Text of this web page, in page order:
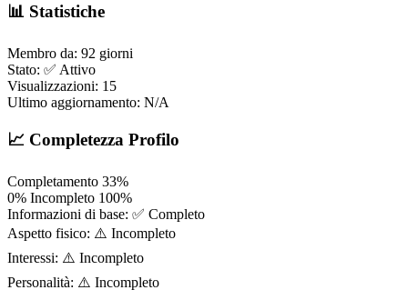
📊 Statistiche
Membro da: 92 giorni
Stato: ✅ Attivo
Visualizzazioni: 15
Ultimo aggiornamento: N/A
📈 Completezza Profilo
Completamento 33%
0% Incompleto 100%
Informazioni di base: ✅ Completo
Aspetto fisico: ⚠️ Incompleto
Interessi: ⚠️ Incompleto
Personalità: ⚠️ Incompleto